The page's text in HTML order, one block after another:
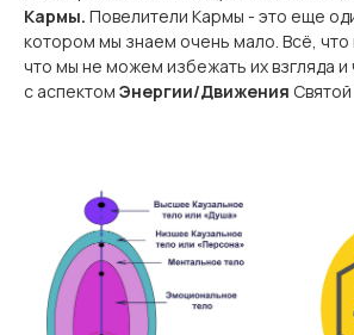
Кармы. Повелители Кармы - это еще
котором мы знаем очень мало. Всё, что
что мы не можем избежать их взгляда
с аспектом Энергии/Движения